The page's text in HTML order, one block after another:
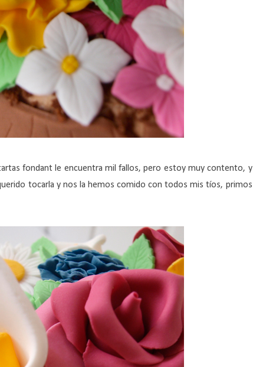
fondant le encuentra mil fallos, pero estoy muy contento, y
tocarla y nos la hemos comido con todos mis tíos, primos